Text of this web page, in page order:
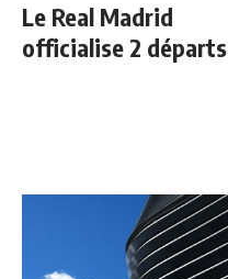
Le Real Madrid
officialise 2 départs